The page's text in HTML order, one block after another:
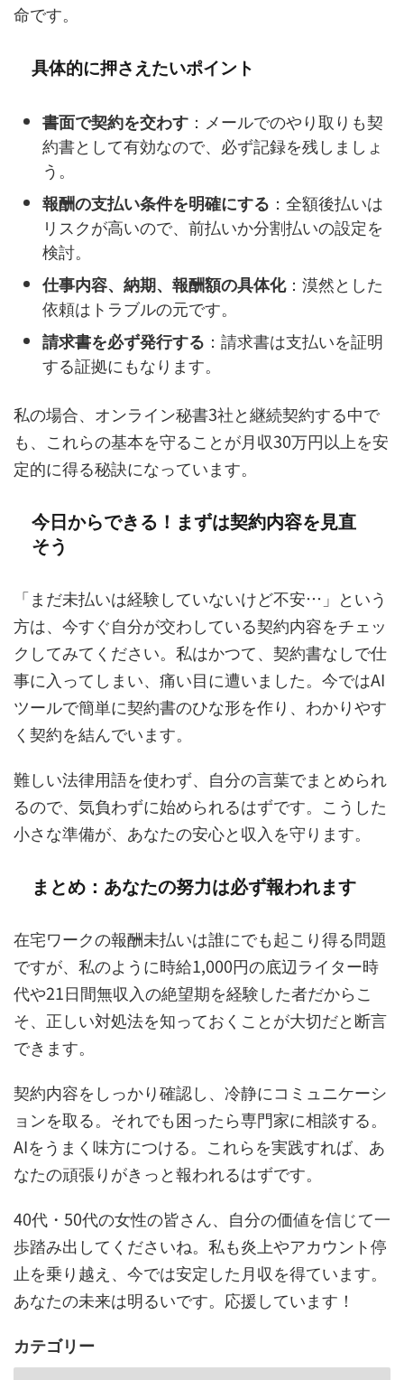
命です。
具体的に押さえたいポイント
書面で契約を交わす ：メールでのやり取りも契
約書として有効なので、必ず記録を残しましょ
う。
報酬の支払い条件を明確にする ：全額後払いは
リスクが高いので、前払いか分割払いの設定を
検討。
仕事内容、納期、報酬額の具体化：漠然とした
依頼はトラブルの元です。
請求書を必ず発行する ：請求書は支払いを証明
する証拠にもなります。
私の場合、オンライン秘書3社と継続契約する中で
も、これらの基本を守ることが月収30万円以上を安
定的に得る秘訣になっています。
今日からできる！まずは契約内容を見直
そう
「まだ未払いは経験していないけど不安…」という
方は、今すぐ自分が交わしている契約内容をチェッ
クしてみてください。私はかつて、契約書なしで仕
事に入ってしまい、痛い目に遭いました。今ではAI
ツールで簡単に契約書のひな形を作り、わかりやす
く契約を結んでいます。
難しい法律用語を使わず、自分の言葉でまとめられ
るので、気負わずに始められるはずです。こうした
小さな準備が、あなたの安心と収入を守ります。
まとめ：あなたの努力は必ず報われます
在宅ワークの報酬未払いは誰にでも起こり得る問題
ですが、私のように時給1,000円の底辺ライター時
代や21日間無収入の絶望期を経験した者だからこ
そ、正しい対処法を知っておくことが大切だと断言
できます。
契約内容をしっかり確認し、冷静にコミュニケーシ
ョンを取る。それでも困ったら専門家に相談する。
AIをうまく味方につける。これらを実践すれば、あ
なたの頑張りがきっと報われるはずです。
40代・50代の女性の皆さん、自分の価値を信じて一
歩踏み出してくださいね。私も炎上やアカウント停
止を乗り越え、今では安定した月収を得ています。
あなたの未来は明るいです。応援しています！
カテゴリー